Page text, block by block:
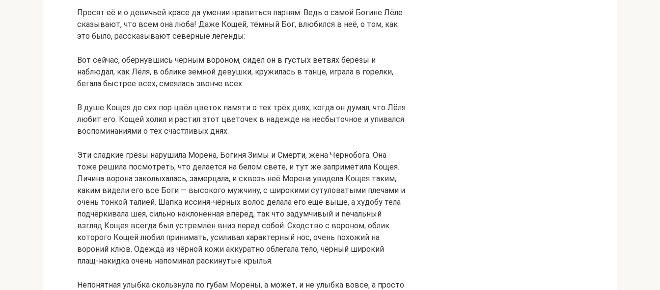
Просят её и о девичьей красе да умении нравиться парням. Ведь о самой Богине Лёле
сказывают, что всем она люба! Даже Кощей, тёмный Бог, влюбился в неё, о том, как
это было, рассказывают северные легенды:
Вот сейчас, обернувшись чёрным вороном, сидел он в густых ветвях берёзы и
наблюдал, как Лёля, в облике земной девушки, кружилась в танце, играла в горелки,
бегала быстрее всех, смеялась звонче всех.
В душе Кощея до сих пор цвёл цветок памяти о тех трёх днях, когда он думал, что Лёля
любит его. Кощей холил и растил этот цветочек в надежде на несбыточное и упивался
воспоминаниями о тех счастливых днях.
Эти сладкие грёзы нарушила Морена, Богиня Зимы и Смерти, жена Чернобога. Она
тоже решила посмотреть, что делается на белом свете, и тут же заприметила Кощея.
Личина ворона заколыхалась, замерцала, и сквозь неё Морена увидела Кощея таким,
каким видели его все Боги — высокого мужчину, с широкими сутуловатыми плечами и
очень тонкой талией. Шапка иссиня-чёрных волос делала его ещё выше, а худобу тела
подчёркивала шея, сильно наклонённая вперёд, так что задумчивый и печальный
взгляд Кощея всегда был устремлён вниз перед собой. Сходство с вороном, облик
которого Кощей любил принимать, усиливал характерный нос, очень похожий на
вороний клюв. Одежда из чёрной кожи аккуратно облегала тело, чёрный широкий
плащ-накидка очень напоминал раскинутые крылья.
Непонятная улыбка скользнула по губам Морены, а может, и не улыбка вовсе, а просто